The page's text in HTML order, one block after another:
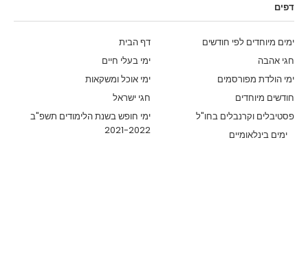
דפים
דף הבית
ימים מיוחדים לפי חודשים
ימי בעלי חיים
חגי אהבה
ימי אוכל ומשקאות
ימי הולדת מפורסמים
חגי ישראל
חודשים מיוחדים
ימי חופש בשנת הלימודים תשפ"ב
2021-2022
פסטיבלים וקרנבלים בחו"ל
ימים בינלאומיים